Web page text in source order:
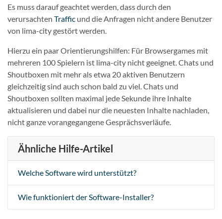
Es muss darauf geachtet werden, dass durch den
verursachten Traffic und die Anfragen nicht andere Benutzer
von lima-city gestört werden.
Hierzu ein paar Orientierungshilfen: Für Browsergames mit
mehreren 100 Spielern ist lima-city nicht geeignet. Chats und
Shoutboxen mit mehr als etwa 20 aktiven Benutzern
gleichzeitig sind auch schon bald zu viel. Chats und
Shoutboxen sollten maximal jede Sekunde ihre Inhalte
aktualisieren und dabei nur die neuesten Inhalte nachladen,
nicht ganze vorangegangene Gesprächsverläufe.
Ähnliche Hilfe-Artikel
Welche Software wird unterstützt?
Wie funktioniert der Software-Installer?